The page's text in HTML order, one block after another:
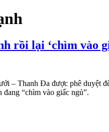
rồi lại ‘chìm vào
– Thanh Đa được phê duyệt
“chìm vào giấc ngủ”.